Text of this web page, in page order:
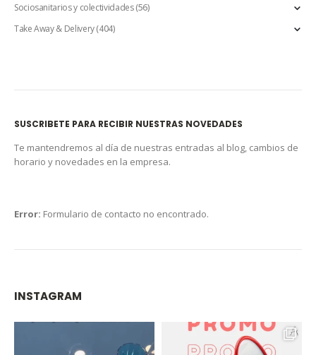
Sociosanitarios y colectividades (56)
Take Away & Delivery(404)
SUSCRIBETE PARA RECIBIR NUESTRAS NOVEDADES
Te mantendremos al día de nuestras entradas al blog, cambios de
horario y novedades en la empresa.
Error: Formulario de contacto no encontrado.
INSTAGRAM